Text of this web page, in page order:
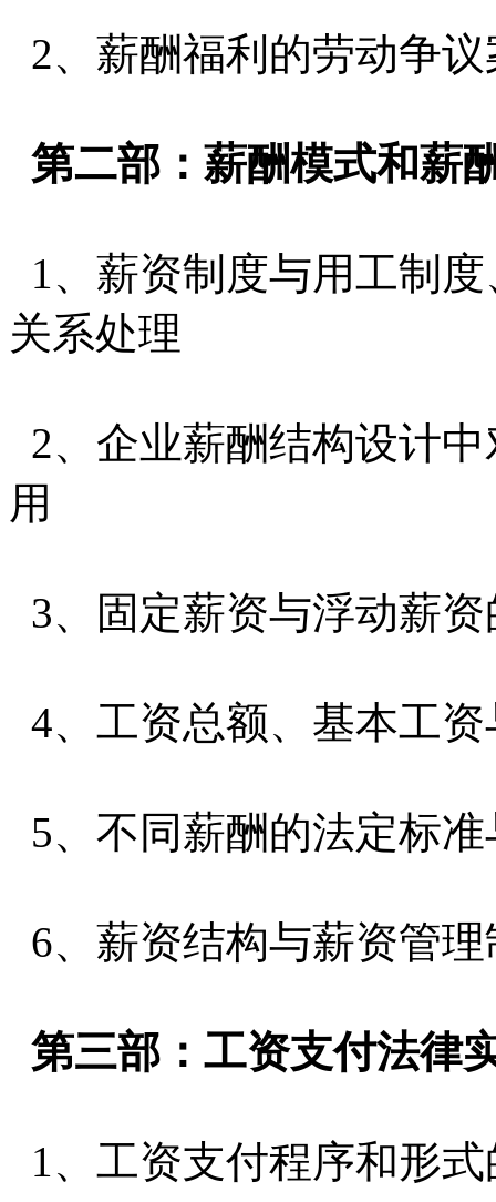
2、薪酬福利的劳动争
第二部：薪酬模式和薪
1、薪资制度与用工制
关系处理
2、企业薪酬结构设计
用
3、固定薪资与浮动薪
4、工资总额、基本工
5、不同薪酬的法定标
6、薪资结构与薪资管
第三部：工资支付法律
1、工资支付程序和形